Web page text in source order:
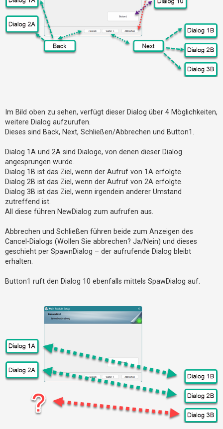
F
A
Im Bild oben zu sehen, verfügt dieser Dialog über 4 Möglichkeiten,
weitere Dialog aufzurufen.
Dieses sind Back, Next, Schließen/Abbrechen und Button1.
Dialog 1A und 2A sind Dialoge, von denen dieser Dialog
angesprungen wurde.
Dialog 1B ist das Ziel, wenn der Aufruf von 1A erfolgte.
Dialog 2B ist das Ziel, wenn der Aufruf von 2A erfolgte.
Dialog 3B ist das Ziel, wenn irgendein anderer Umstand
zutreffend ist.
All diese führen NewDialog zum aufrufen aus.
Abbrechen und Schließen führen beide zum Anzeigen des
Cancel-Dialogs (Wollen Sie abbrechen? Ja/Nein) und dieses
geschieht per SpawnDialog – der aufrufende Dialog bleibt
erhalten.
Button1 ruft den Dialog 10 ebenfalls mittels SpawDialog auf.